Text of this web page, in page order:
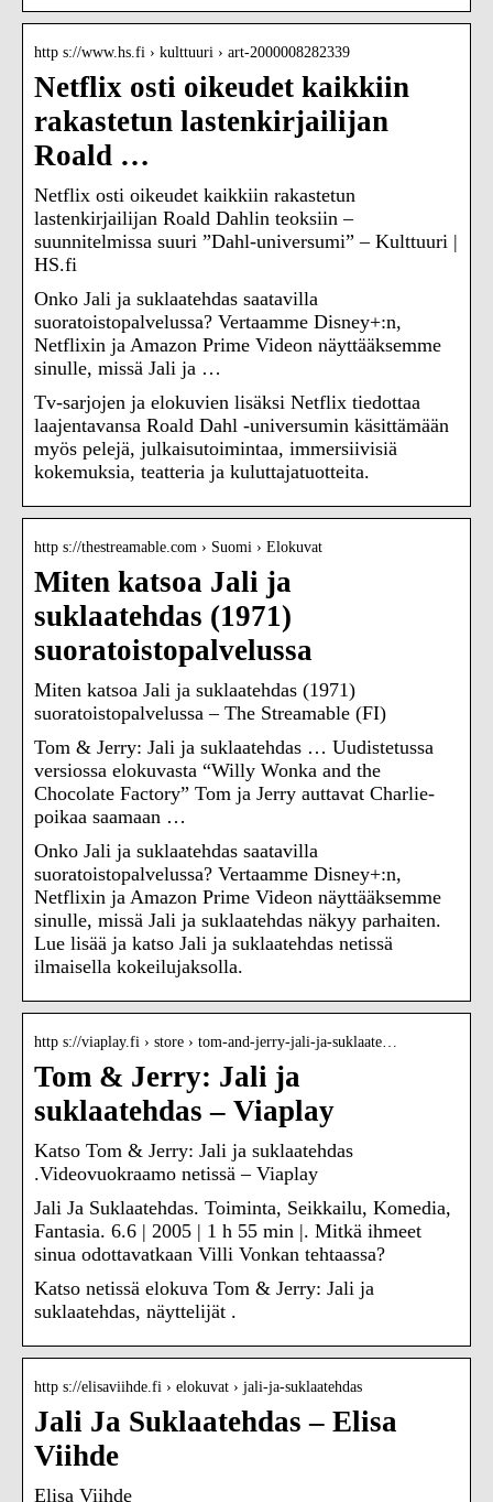
http s://www.hs.fi › kulttuuri › art-2000008282339
Netflix osti oikeudet kaikkiin
rakastetun lastenkirjailijan
Roald …
Netflix osti oikeudet kaikkiin rakastetun
lastenkirjailijan Roald Dahlin teoksiin –
suunnitelmissa suuri ”Dahl-universumi” – Kulttuuri |
HS.fi
Onko Jali ja suklaatehdas saatavilla
suoratoistopalvelussa? Vertaamme Disney+:n,
Netflixin ja Amazon Prime Videon näyttääksemme
sinulle, missä Jali ja …
Tv-sarjojen ja elokuvien lisäksi Netflix tiedottaa
laajentavansa Roald Dahl -universumin käsittämään
myös pelejä, julkaisutoimintaa, immersiivisiä
kokemuksia, teatteria ja kuluttajatuotteita.
http s://thestreamable.com › Suomi › Elokuvat
Miten katsoa Jali ja
suklaatehdas (1971)
suoratoistopalvelussa
Miten katsoa Jali ja suklaatehdas (1971)
suoratoistopalvelussa – The Streamable (FI)
Tom & Jerry: Jali ja suklaatehdas … Uudistetussa
versiossa elokuvasta “Willy Wonka and the
Chocolate Factory” Tom ja Jerry auttavat Charlie-
poikaa saamaan …
Onko Jali ja suklaatehdas saatavilla
suoratoistopalvelussa? Vertaamme Disney+:n,
Netflixin ja Amazon Prime Videon näyttääksemme
sinulle, missä Jali ja suklaatehdas näkyy parhaiten.
Lue lisää ja katso Jali ja suklaatehdas netissä
ilmaisella kokeilujaksolla.
http s://viaplay.fi › store › tom-and-jerry-jali-ja-suklaate…
Tom & Jerry: Jali ja
suklaatehdas – Viaplay
Katso Tom & Jerry: Jali ja suklaatehdas
.Videovuokraamo netissä – Viaplay
Jali Ja Suklaatehdas. Toiminta, Seikkailu, Komedia,
Fantasia. 6.6 | 2005 | 1 h 55 min |. Mitkä ihmeet
sinua odottavatkaan Villi Vonkan tehtaassa?
Katso netissä elokuva Tom & Jerry: Jali ja
suklaatehdas, näyttelijät .
http s://elisaviihde.fi › elokuvat › jali-ja-suklaatehdas
Jali Ja Suklaatehdas – Elisa
Viihde
Elisa Viihde